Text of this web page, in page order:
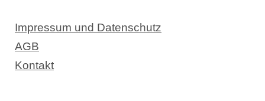
Impressum und Datenschutz
AGB
Kontakt